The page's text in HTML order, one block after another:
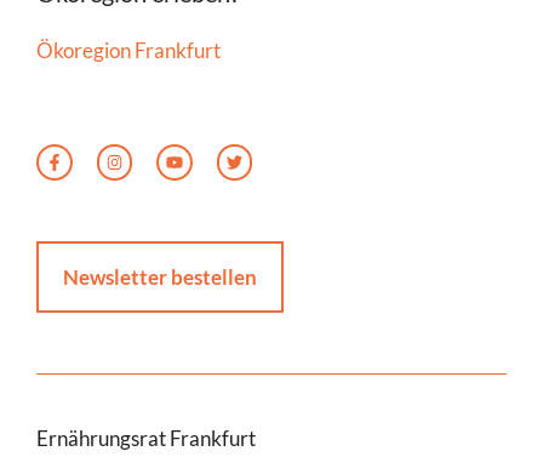
Ökoregion Frankfurt
Newsletter bestellen
Ernährungsrat Frankfurt